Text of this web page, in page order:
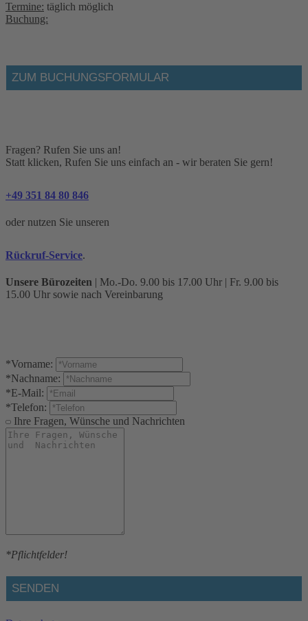
Termine: täglich möglich
Buchung:
Fragen? Rufen Sie uns an!
Statt klicken, Rufen Sie uns einfach an - wir beraten Sie gern!
+49 351 84 80 846
oder nutzen Sie unseren
Rückruf-Service.
Unsere Bürozeiten | Mo.-Do. 9.00 bis 17.00 Uhr | Fr. 9.00 bis
15.00 Uhr sowie nach Vereinbarung
*Vorname:
*Nachname:
*E-Mail:
*Telefon:
Ihre Fragen, Wünsche und Nachrichten
*Pflichtfelder!